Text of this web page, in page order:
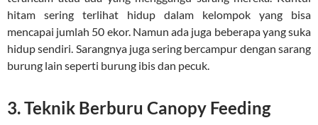
hitam sering terlihat hidup dalam kelompok yang bisa
mencapai jumlah 50 ekor. Namun ada juga beberapa yang suka
hidup sendiri. Sarangnya juga sering bercampur dengan sarang
burung lain seperti burung ibis dan pecuk.
3. Teknik Berburu Canopy Feeding